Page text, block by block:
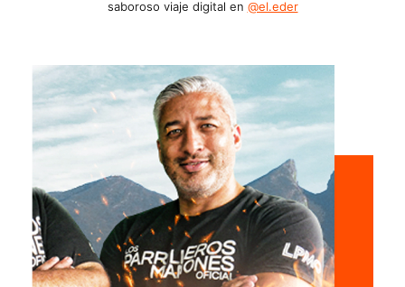
saboroso viaje digital en @el.eder